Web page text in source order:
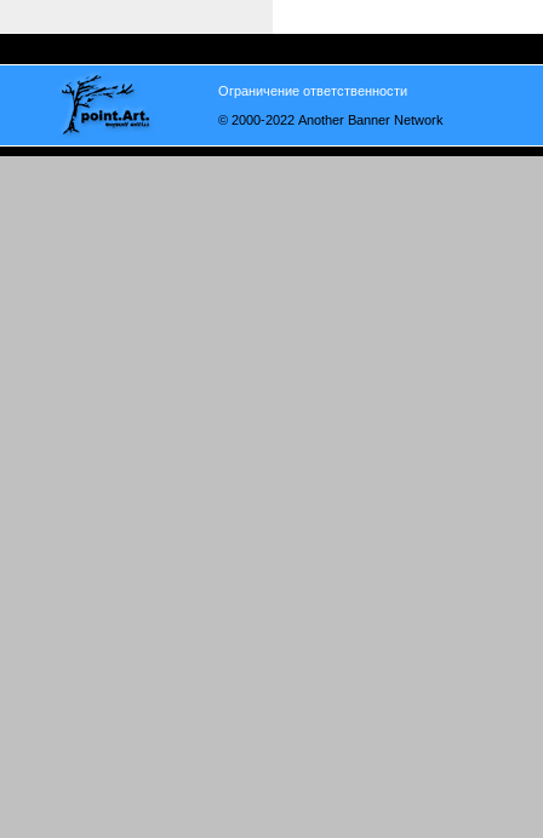
Ограничение ответственности
© 2000-2022 Another Banner Network